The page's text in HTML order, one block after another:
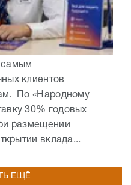
самым
клиентов
По «Народному
30% годовых
размещении
вклада...
ЕЩЁ